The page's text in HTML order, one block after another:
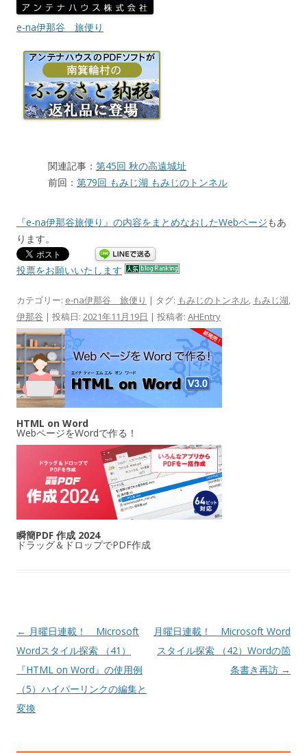
e-na伊那谷 旅便り
関連記事： 第45回 秋の高遠城址
前回： 第79回 もみじ湖 もみじのトンネル
『e-na伊那谷旅便り』の内容をまとめなおしたWebページもあ
ります。
投票をお願いいたします
カテゴリー: e-na伊那谷 旅便り | タグ: もみじのトンネル, もみじ湖,
伊那谷 | 投稿日: 2021年11月19日 | 投稿者: AHEntry
HTML on Word
WebページをWordで作る！
瞬簡PDF 作成 2024
ドラッグ＆ドロップでPDF作成
投稿ナビゲーション
← 月曜日連載！ Microsoft
Wordスタイル探索 （41）
『HTML on Word』の使用例
（5）ハイパーリンクの編集と
変換
月曜日連載！ Microsoft Word
スタイル探索 （42）Wordの箇
条書き再訪 →